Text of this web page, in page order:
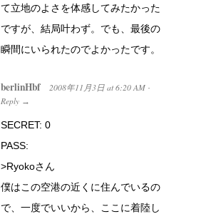
て立地のよさを体感してみたかった
ですが、結局叶わず。でも、最後の
瞬間にいられたのでよかったです。
berlinHbf 2008年11月3日 at 6:20 AM ·
Reply →
SECRET: 0
PASS:
>Ryokoさん
僕はこの空港の近くに住んでいるの
で、一度でいいから、ここに着陸し